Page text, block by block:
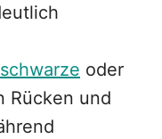
schwarze oder
Rücken und